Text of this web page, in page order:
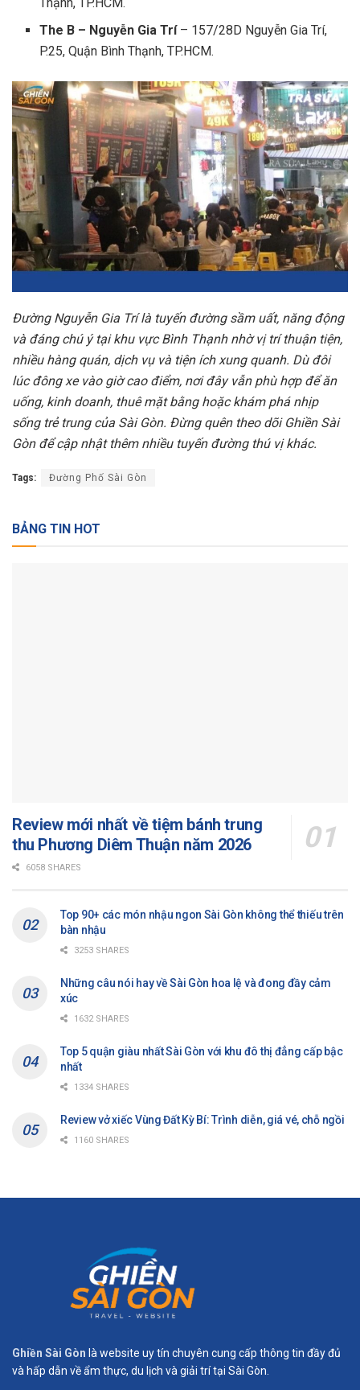
The B – Nguyễn Gia Trí– 157/28D Nguyễn Gia Trí,
P.25, Quận Bình Thạnh, TP.HCM.
Đường Nguyễn Gia Trí là tuyến đường sầm uất, năng động
và đáng chú ý tại khu vực Bình Thạnh nhờ vị trí thuận tiện,
nhiều hàng quán, dịch vụ và tiện ích xung quanh. Dù đôi
lúc đông xe vào giờ cao điểm, nơi đây vẫn phù hợp để ăn
uống, kinh doanh, thuê mặt bằng hoặc khám phá nhịp
sống trẻ trung của Sài Gòn. Đừng quên theo dõi Ghiền Sài
Gòn để cập nhật thêm nhiều tuyến đường thú vị khác.
Tags: Đường Phố Sài Gòn
BẢNG TIN HOT
Review mới nhất về tiệm bánh trung
thu Phương Diêm Thuận năm 2026
6058 SHARES
Top 90+ các món nhậu ngon Sài Gòn không thể thiếu trên
bàn nhậu
3253 SHARES
Những câu nói hay về Sài Gòn hoa lệ và đong đầy cảm
xúc
1632 SHARES
Top 5 quận giàu nhất Sài Gòn với khu đô thị đẳng cấp bậc
nhất
1334 SHARES
Review vở xiếc Vùng Đất Kỳ Bí: Trình diễn, giá vé, chỗ ngồi
1160 SHARES
Ghiền Sài Gòn là website uy tín chuyên cung cấp thông tin đầy đủ
và hấp dẫn về ẩm thực, du lịch và giải trí tại Sài Gòn.